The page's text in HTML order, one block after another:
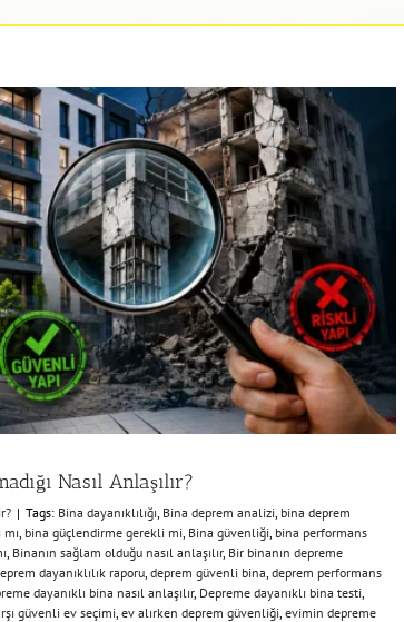
Nasıl Anlaşılır?
| Tags: Bina dayanıklılığı Bina deprem analizi bina deprem
bina güçlendirme gerekli mi Bina güvenliği bina performans
Binanın sağlam olduğu nasıl anlaşılır, Bir binanın depreme
dayanıklılık raporu deprem güvenli bina deprem performans
dayanıklı bina nasıl anlaşılır, Depreme dayanıklı bina testi
güvenli ev seçimi ev alırken deprem güvenliği evimin depreme